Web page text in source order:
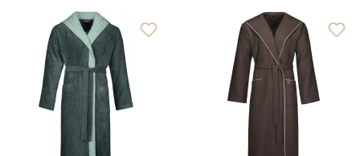
Durchschnittliche Bewertung von 5 von 5 Sternen